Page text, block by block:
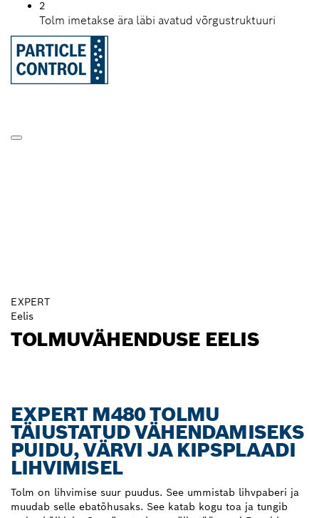
2
Tolm imetakse ära läbi avatud võrgustruktuuri
EXPERT
Eelis
TOLMUVÄHENDUSE EELIS
EXPERT M480 TOLMU
TÄIUSTATUD VÄHENDAMISEKS
PUIDU, VÄRVI JA KIPSPLAADI
LIHVIMISEL
Tolm on lihvimise suur puudus. See ummistab lihvpaberi ja
muudab selle ebatõhusaks. See katab kogu toa ja tungib